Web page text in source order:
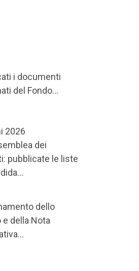
i documenti
del Fondo...
2026
dei
pubblicate le liste
dello
e della Nota